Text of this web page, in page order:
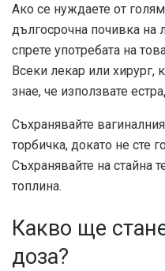
Ако се нуждаете от
дългосрочна почивка
спрете употребата на
Всеки лекар или хирург,
знае, че използвате
Съхранявайте
торбичка, докато не сте
Съхранявайте на стайна
топлина.
Какво ще
доза?